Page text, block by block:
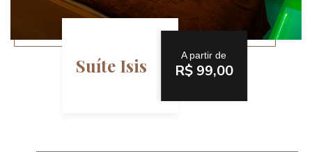
Suíte Isis A partir de
R$ 99,00